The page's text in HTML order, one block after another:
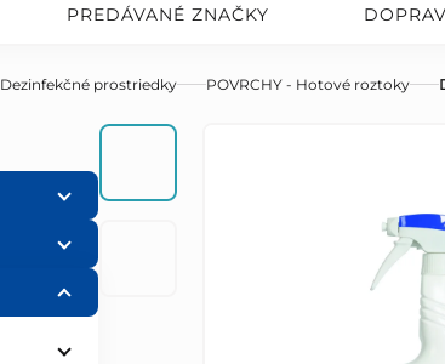
PREDÁVANÉ ZNAČKY
Dezinfekčné prostriedky POVRCHY - Hotové roztoky